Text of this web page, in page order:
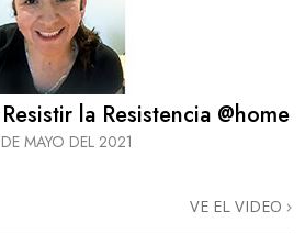
la Resistencia @home
MAYO DEL 2021
VE EL VIDEO